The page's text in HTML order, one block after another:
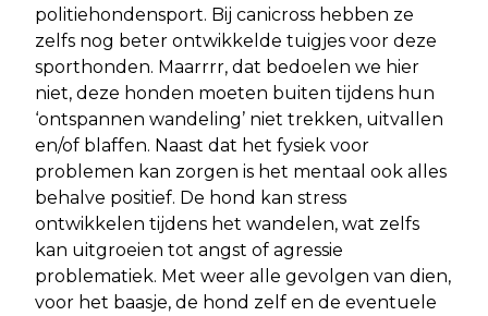
politiehondensport. Bij canicross hebben ze
zelfs nog beter ontwikkelde tuigjes voor deze
sporthonden. Maarrrr, dat bedoelen we hier
niet, deze honden moeten buiten tijdens hun
‘ontspannen wandeling’ niet trekken, uitvallen
en/of blaffen. Naast dat het fysiek voor
problemen kan zorgen is het mentaal ook alles
behalve positief. De hond kan stress
ontwikkelen tijdens het wandelen, wat zelfs
kan uitgroeien tot angst of agressie
problematiek. Met weer alle gevolgen van dien,
voor het baasje, de hond zelf en de eventuele